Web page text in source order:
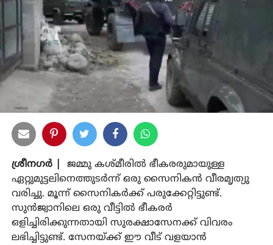
ശ്രീനഗര്‍ |
ജമ്മു കശ്മീരില്‍ ഭീകരരുമായുള്ള
ഏറ്റുമുട്ടലിനെത്തുടര്‍ന്ന് ഒരു സൈനികന്‍ വീരമൃത്യു
വരിച്ചു. മൂന്ന് സൈനികര്‍ക്ക് പരുക്കേറ്റിട്ടുണ്ട്.
സുന്‍ജ്വാനിലെ ഒരു വീട്ടില്‍ ഭീകരര്‍
ഒളിച്ചിരിക്കുന്നതായി സുരക്ഷാസേനക്ക് വിവരം
ലഭിച്ചിട്ടുണ്ട്. സേനയ്ക്ക് ഈ വീട് വളയാന്‍